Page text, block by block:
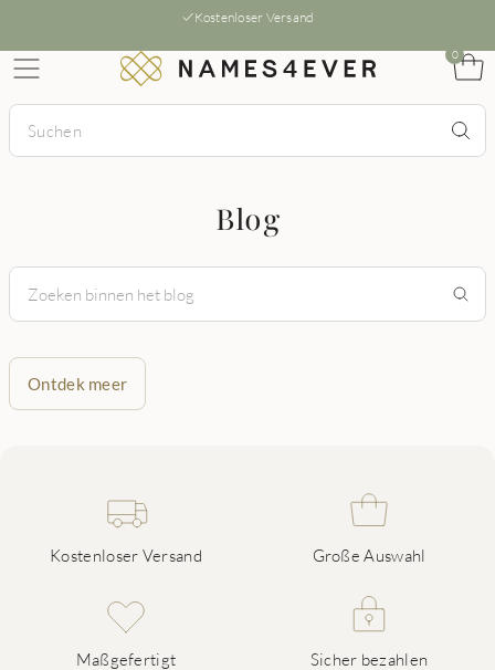
Kostenloser Versand
0
Blog
Ontdek meer
Kostenloser Versand Große Auswahl
Maßgefertigt Sicher bezahlen